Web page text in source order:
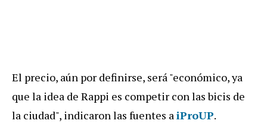
El precio, aún por definirse, será "económico,ya
que la idea de Rappi es competir con las bicis de
la ciudad", indicaron las fuentes a iProUP.